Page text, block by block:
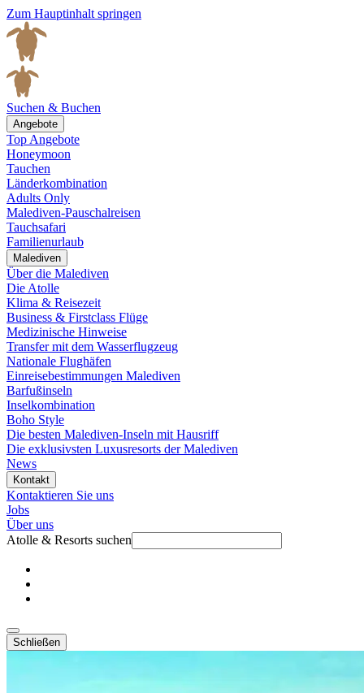
Zum Hauptinhalt springen
Suchen & Buchen
Angebote
Top Angebote
Honeymoon
Tauchen
Länderkombination
Adults Only
Malediven-Pauschalreisen
Tauchsafari
Familienurlaub
Malediven
Über die Malediven
Die Atolle
Klima & Reisezeit
Business & Firstclass Flüge
Medizinische Hinweise
Transfer mit dem Wasserflugzeug
Nationale Flughäfen
Einreisebestimmungen Malediven
Barfußinseln
Inselkombination
Boho Style
Die besten Malediven-Inseln mit Hausriff
Die exklusivsten Luxusresorts der Malediven
News
Kontakt
Kontaktieren Sie uns
Jobs
Über uns
Atolle & Resorts suchen
Schließen